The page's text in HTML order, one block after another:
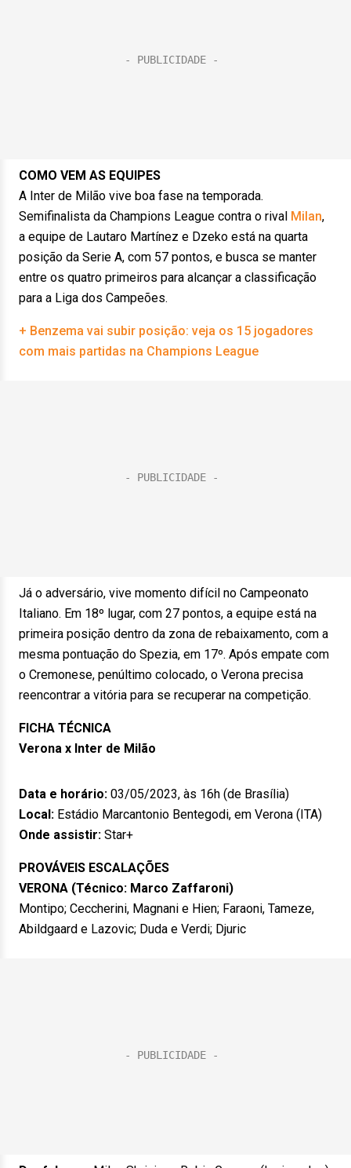
COMO VEM AS EQUIPES
A Inter de Milão vive boa fase na temporada.
Semifinalista da Champions League contra o rival Milan,
a equipe de Lautaro Martínez e Dzeko está na quarta
posição da Serie A, com 57 pontos, e busca se manter
entre os quatro primeiros para alcançar a classificação
para a Liga dos Campeões.
+ Benzema vai subir posição: veja os 15 jogadores
com mais partidas na Champions League
Já o adversário, vive momento difícil no Campeonato
Italiano. Em 18º lugar, com 27 pontos, a equipe está na
primeira posição dentro da zona de rebaixamento, com a
mesma pontuação do Spezia, em 17º. Após empate com
o Cremonese, penúltimo colocado, o Verona precisa
reencontrar a vitória para se recuperar na competição.
FICHA TÉCNICA
Verona x Inter de Milão
Data e horário: 03/05/2023, às 16h (de Brasília)
Local: Estádio Marcantonio Bentegodi, em Verona (ITA)
Onde assistir: Star+
PROVÁVEIS ESCALAÇÕES
VERONA (Técnico: Marco Zaffaroni)
Montipo; Ceccherini, Magnani e Hien; Faraoni, Tameze,
Abildgaard e Lazovic; Duda e Verdi; Djuric